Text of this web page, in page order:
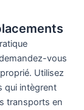
vous
Utilisez
qui intègrent
transports en